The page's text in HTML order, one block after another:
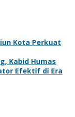
Kota Perkuat
Kabid Humas
Efektif di Era